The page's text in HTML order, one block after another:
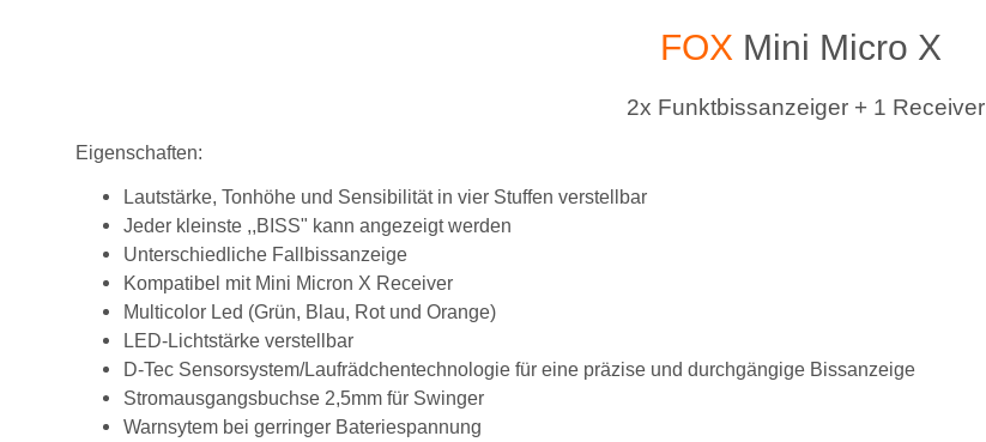
FOX Mini Micro X
2x Funktbissanzeiger + 1 Receiver
Eigenschaften:
Lautstärke, Tonhöhe und Sensibilität in vier Stuffen verstellbar
Jeder kleinste ,,BISS" kann angezeigt werden
Unterschiedliche Fallbissanzeige
Kompatibel mit Mini Micron X Receiver
Multicolor Led (Grün, Blau, Rot und Orange)
LED-Lichtstärke verstellbar
D-Tec Sensorsystem/Laufrädchentechnologie für eine präzise und durchgängige Bissanzeige
Stromausgangsbuchse 2,5mm für Swinger
Warnsytem bei gerringer Bateriespannung